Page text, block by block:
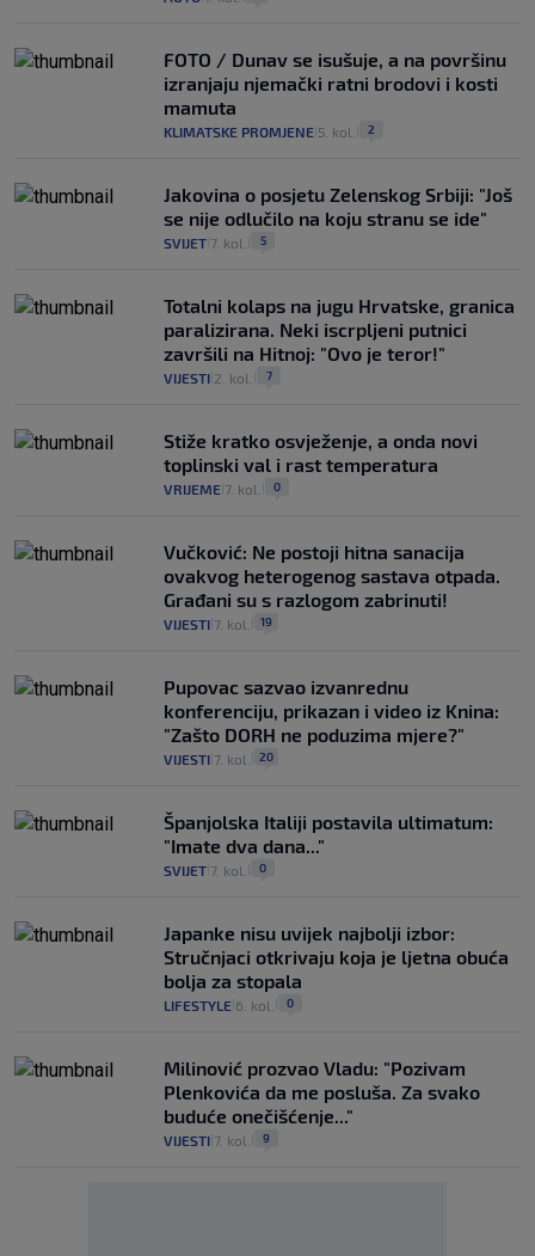
FOTO / Dunav se isušuje, a na površinu
izranjaju njemački ratni brodovi i kosti
mamuta
KLIMATSKE PROMJENE 5. kol. 2
Jakovina o posjetu Zelenskog Srbiji: "Još
se nije odlučilo na koju stranu se ide"
SVIJET 7. kol. 5
Totalni kolaps na jugu Hrvatske, granica
paralizirana. Neki iscrpljeni putnici
završili na Hitnoj: "Ovo je teror!"
VIJESTI 2. kol. 7
Stiže kratko osvježenje, a onda novi
toplinski val i rast temperatura
VRIJEME 7. kol. 0
Vučković: Ne postoji hitna sanacija
ovakvog heterogenog sastava otpada.
Građani su s razlogom zabrinuti!
VIJESTI 7. kol. 19
Pupovac sazvao izvanrednu
konferenciju, prikazan i video iz Knina:
"Zašto DORH ne poduzima mjere?"
VIJESTI 7. kol. 20
Španjolska Italiji postavila ultimatum:
"Imate dva dana..."
SVIJET 7. kol. 0
Japanke nisu uvijek najbolji izbor:
Stručnjaci otkrivaju koja je ljetna obuća
bolja za stopala
LIFESTYLE 6. kol. 0
Milinović prozvao Vladu: "Pozivam
Plenkovića da me posluša. Za svako
buduće onečišćenje..."
VIJESTI 7. kol. 9